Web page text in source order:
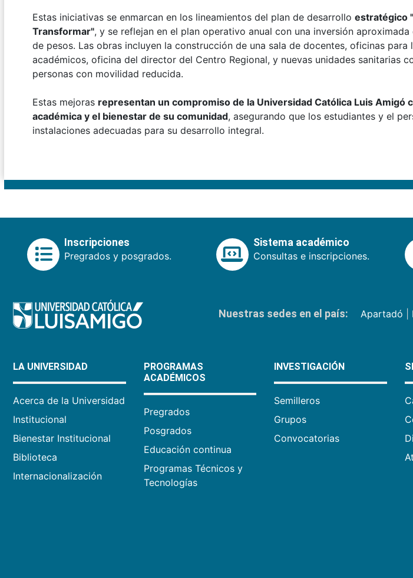
Estas iniciativas se enmarcan en los lineamientos del plan de desarrollo estratégico
Transformar", y se reflejan en el plan operativo anual con una inversión aproximada
de pesos. Las obras incluyen la construcción de una sala de docentes, oficinas para
académicos, oficina del director del Centro Regional, y nuevas unidades sanitarias
personas con movilidad reducida.
Estas mejoras representan un compromiso de la Universidad Católica Luis Amigó
académica y el bienestar de su comunidad, asegurando que los estudiantes y el
instalaciones adecuadas para su desarrollo integral.
Inscripciones
Pregrados y posgrados.
Sistema académico
Consultas e inscripciones.
Nuestras sedes en el país: Apartadó
LA UNIVERSIDAD
Acerca de la Universidad
Institucional
Bienestar Institucional
Biblioteca
Internacionalización
PROGRAMAS
ACADÉMICOS
Pregrados
Posgrados
Educación continua
Programas Técnicos y
Tecnologías
INVESTIGACIÓN
Semilleros
Grupos
Convocatorias